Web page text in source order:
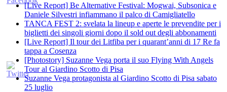
[Live Report] Be Alternative Festival: Mogwai, Subsonica e
Daniele Silvestri infiammano il palco di Camigliatello
TANCA FEST 2: svelata la lineup e aperte le prevendite per i
biglietti dei singoli giorni dopo il sold out degli abbonamenti
[Live Report] Il tour dei Litfiba per i quarant’anni di 17 Re fa
tappa a Cosenza
[Photostory] Suzanne Vega porta il suo Flying With Angels
Tour al Giardino Scotto di Pisa
Suzanne Vega protagonista al Giardino Scotto di Pisa sabato
25 luglio